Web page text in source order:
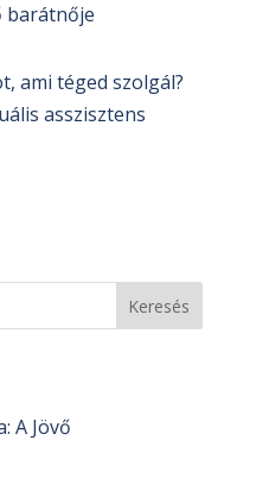
barátnője
ami téged szolgál?
asszisztens
A Jövő